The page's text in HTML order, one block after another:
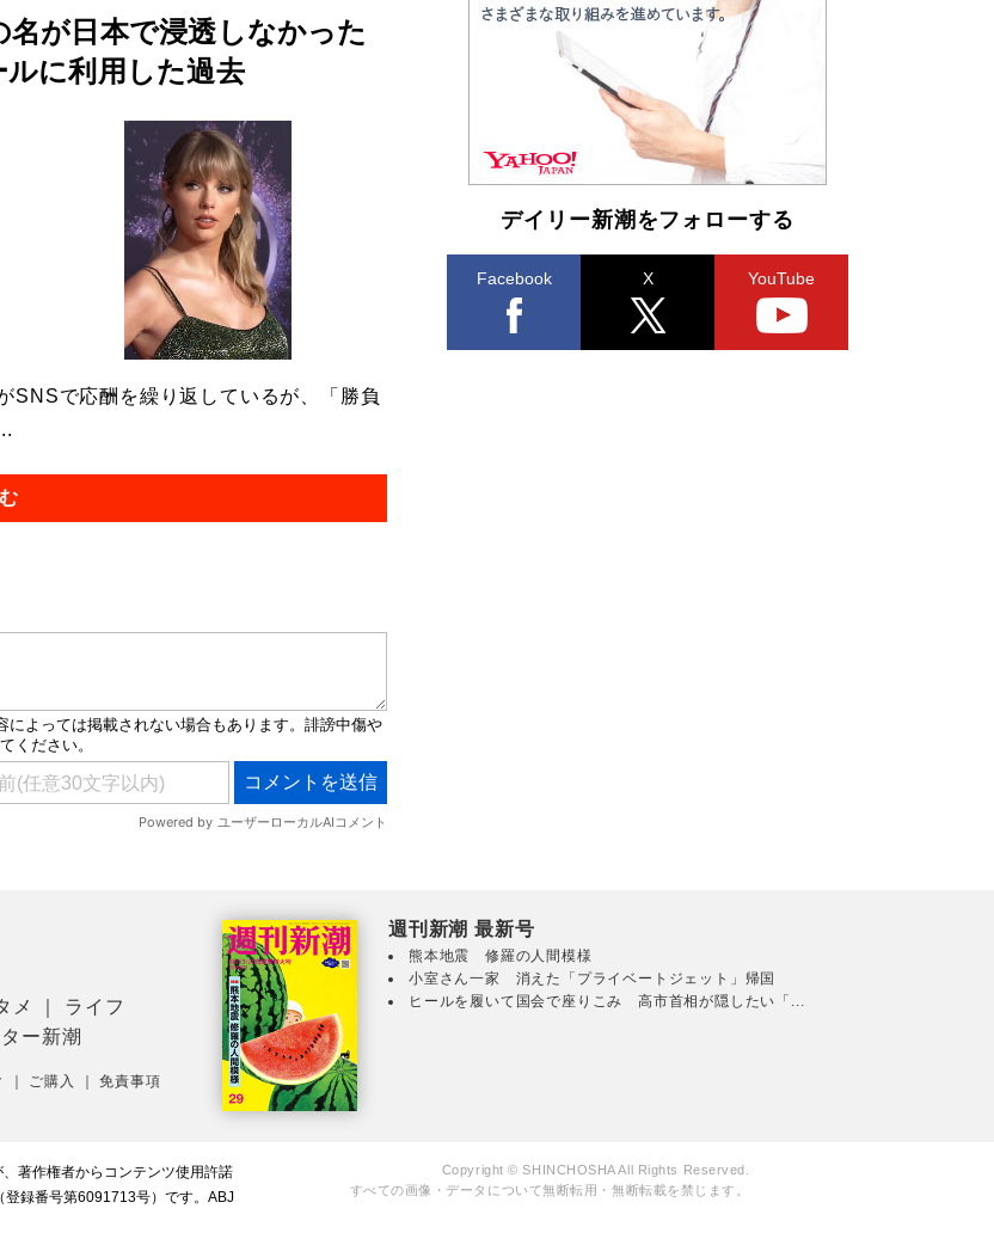
が日本で浸透しなかった
に利用した過去
SNSで応酬を繰り返しているが、「勝負
「不意に涙が出そうに…」高嶋政伸が明かし
た“13歳の娘を暴行する役”への葛藤 インティマ
シーコーディネーターに支えられたNHK『大奥』
Book Bang
デイリー新潮をフォローする
Facebook X YouTube
メ
ライフ
ター新潮
ご購入 ｜免責事項
週刊新潮 最新号
熊本地震 修羅の人間模様
小室さん一家 消えた「プライベートジェット」帰国
ヒールを履いて国会で座りこみ 高市首相が隠したい「...
著作権者からコンテンツ使用許諾
登録番号第6091713号）です。ABJ
Copyright © SHINCHOSHA All Rights Reserved.
すべての画像・データについて無断転用・無断転載を禁じます。